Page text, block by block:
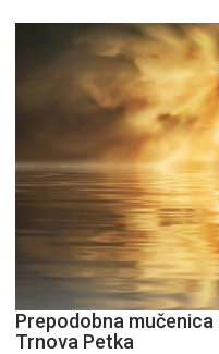
Prepodobna mučenica
Trnova Petka